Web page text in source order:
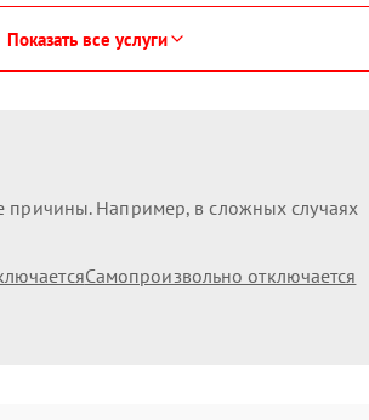
Показать все услуги
причины. Например, в сложных случаях
Самопроизвольно отключается